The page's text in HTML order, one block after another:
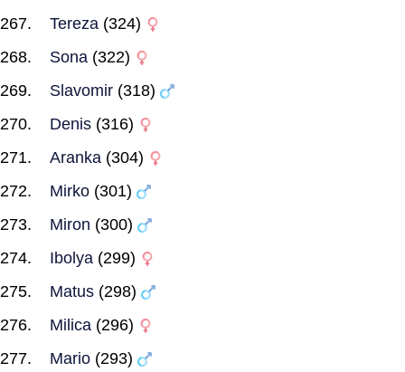
Tereza (324)
Sona (322)
Slavomir (318)
Denis (316)
Aranka (304)
Mirko (301)
Miron (300)
Ibolya (299)
Matus (298)
Milica (296)
Mario (293)